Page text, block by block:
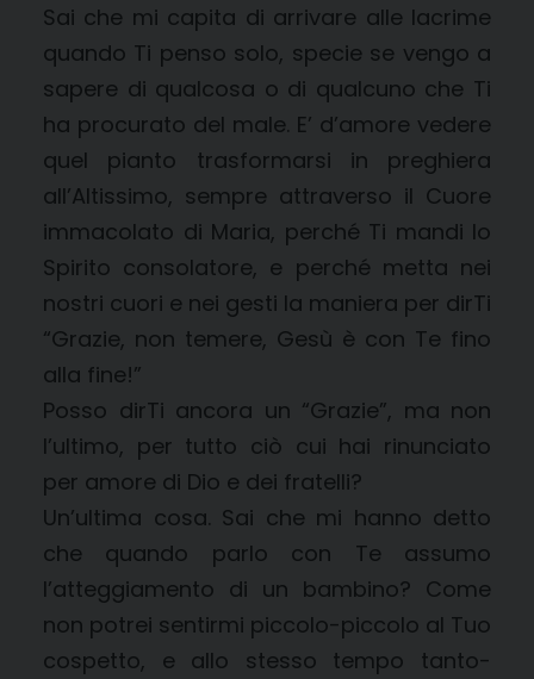
Sai che mi capita di arrivare alle lacrime
quando Ti penso solo, specie se vengo a
sapere di qualcosa o di qualcuno che Ti
ha procurato del male. E’ d’amore vedere
quel pianto trasformarsi in preghiera
all’Altissimo, sempre attraverso il Cuore
immacolato di Maria, perché Ti mandi lo
Spirito consolatore, e perché metta nei
nostri cuori e nei gesti la maniera per dirTi
“Grazie, non temere, Gesù è con Te fino
alla fine!”
Posso dirTi ancora un “Grazie”, ma non
l’ultimo, per tutto ciò cui hai rinunciato
per amore di Dio e dei fratelli?
Un’ultima cosa. Sai che mi hanno detto
che quando parlo con Te assumo
l’atteggiamento di un bambino? Come
non potrei sentirmi piccolo-piccolo al Tuo
cospetto, e allo stesso tempo tanto-